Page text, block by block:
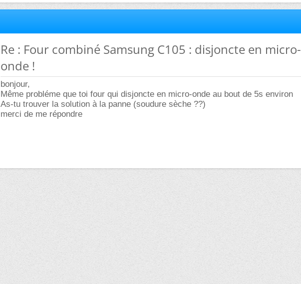
Re : Four combiné Samsung C105 : disjoncte en micro-
onde !
bonjour,
Même probléme que toi four qui disjoncte en micro-onde au bout de 5s environ
As-tu trouver la solution à la panne (soudure sèche ??)
merci de me répondre